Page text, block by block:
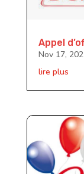
Appel
Nov 17,
lire plus